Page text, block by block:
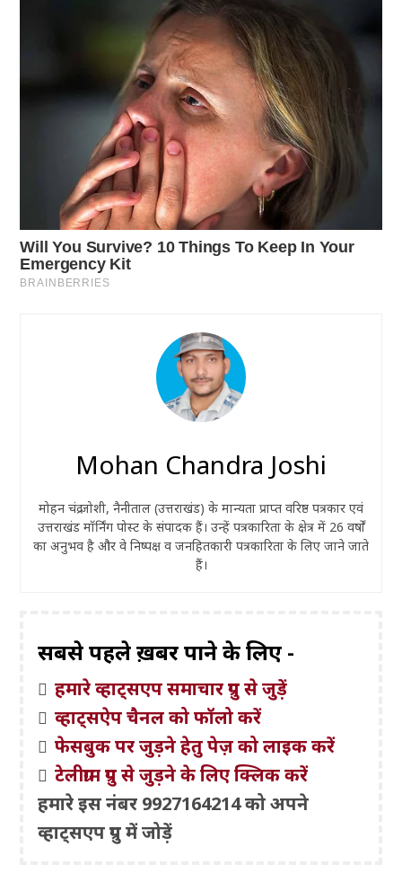
Mohan Chandra Joshi
मोहन चंद्र जोशी, नैनीताल (उत्तराखंड) के मान्यता प्राप्त वरिष्ठ पत्रकार एवं
उत्तराखंड मॉर्निंग पोस्ट के संपादक हैं। उन्हें पत्रकारिता के क्षेत्र में 26 वर्षों
का अनुभव है और वे निष्पक्ष व जनहितकारी पत्रकारिता के लिए जाने जाते
हैं।
सबसे पहले ख़बरें पाने के लिए -
हमारे व्हाट्सएप समाचार ग्रुप से जुड़ें
व्हाट्सऐप चैनल को फॉलो करें
फेसबुक पर जुड़ने हेतु पेज़ को लाइक करें
टेलीग्राम ग्रुप से जुड़ने के लिए क्लिक करें
हमारे इस नंबर 9927164214 को अपने
व्हाट्सएप ग्रुप में जोड़ें